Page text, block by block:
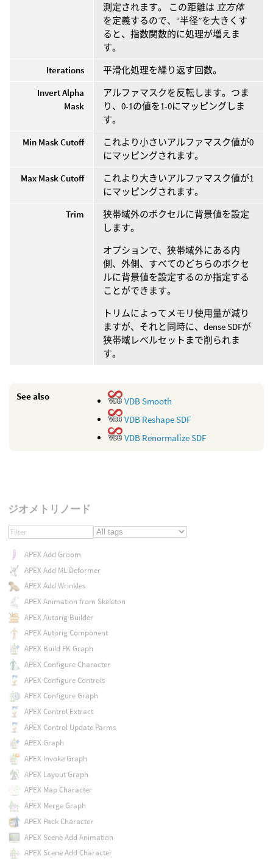
測定されます。 この距離は 立方体
を定義するので、“半径”を大きくす
ると、指数関数的に処理が増えま
す。
Iterations
平滑化処理を繰り返す回数。
Invert Alpha
Mask
アルファマスクを反転します。つま
り、0-1の値を1-0にマッピングしま
す。
Min Mask Cutoff
これより小さいアルファマスク値が0
にマッピングされます。
Max Mask Cutoff
これより大きいアルファマスク値が1
にマッピングされます。
Trim
狭帯域外のボクセルに背景値を設定
します。
オプションで、狭帯域外にある内
側、外側、すべてのどちらのボクセ
ルに背景値を設定するのか指定する
ことができます。
トリムによってメモリ使用量が減り
ますが、それと同時に、dense SDFが
狭帯域レベルセットまで削られま
す。
See also
VDB Smooth
VDB Reshape SDF
VDB Renormalize SDF
ジオメトリノード
APEX Add Groom
APEX Add ML Deformer
APEX Add Wrinkles
APEX Animation from Skeleton
APEX Autorig Builder
APEX Autorig Component
APEX Build FK Graph
APEX Configure Character
APEX Configure Controls
APEX Configure Graph
APEX Control Extract
APEX Control Update Parms
APEX Graph
APEX Invoke Graph
APEX Layout Graph
APEX Map Character
APEX Merge Graph
APEX Pack Character
APEX Scene Add Animation
APEX Scene Add Character